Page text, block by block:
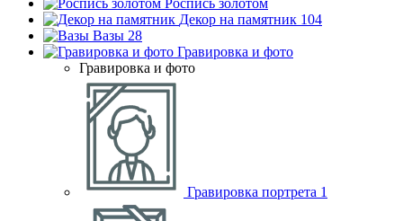
Роспись золотом
Декор на памятник 104
Вазы 28
Гравировка и фото
Гравировка и фото
Гравировка портрета 1